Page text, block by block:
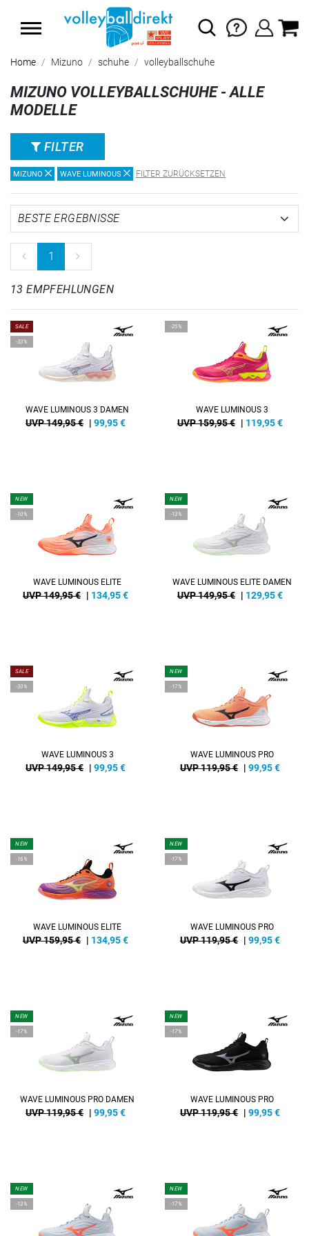
SUMMER SALE: SPARE BIS ZU 65%
Home Mizuno schuhe volleyballschuhe
MIZUNO VOLLEYBALLSCHUHE - ALLE
MODELLE
FILTER
MIZUNO WAVE LUMINOUS FILTER ZURÜCKSETZEN
1
13 EMPFEHLUNGEN
SALE
-33%
WAVE LUMINOUS 3 DAMEN
UVP 149,95 € | 99,95€
-25%
WAVE LUMINOUS 3
UVP 159,95 € | 119,95€
NEW
-10%
WAVE LUMINOUS ELITE
UVP 149,95 € | 134,95€
NEW
-13%
WAVE LUMINOUS ELITE DAMEN
UVP 149,95 € | 129,95€
SALE
-33%
WAVE LUMINOUS 3
UVP 149,95 € | 99,95€
NEW
-17%
WAVE LUMINOUS PRO
UVP 119,95 € | 99,95€
NEW
-16%
WAVE LUMINOUS ELITE
UVP 159,95 € | 134,95€
NEW
-17%
WAVE LUMINOUS PRO
UVP 119,95 € | 99,95€
NEW
-17%
WAVE LUMINOUS PRO DAMEN
UVP 119,95 € | 99,95€
NEW
-17%
WAVE LUMINOUS PRO
UVP 119,95 € | 99,95€
NEW
-13%
NEW
-17%